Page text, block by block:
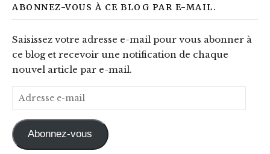
ABONNEZ-VOUS À CE BLOG PAR E-MAIL.
Saisissez votre adresse e-mail pour vous abonner à
ce blog et recevoir une notification de chaque
nouvel article par e-mail.
Adresse e-mail
Abonnez-vous